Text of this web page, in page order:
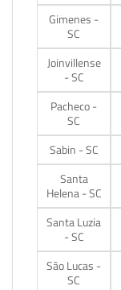
Gimenes -
SC
Joinvillense
- SC
Pacheco -
SC
Sabin - SC
Santa
Helena - SC
Santa Luzia
- SC
São Lucas -
SC